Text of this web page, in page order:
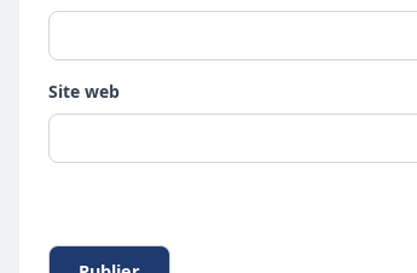
Site web